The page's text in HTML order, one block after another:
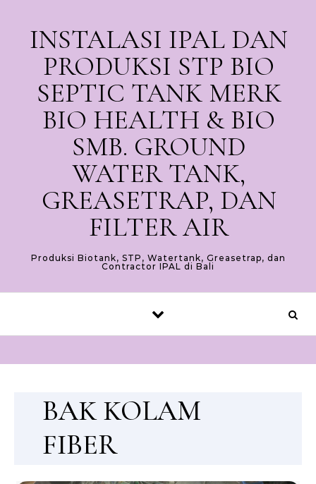
INSTALASI IPAL DAN
PRODUKSI STP BIO
SEPTIC TANK MERK
BIO HEALTH & BIO
SMB. GROUND
WATER TANK,
GREASETRAP, DAN
FILTER AIR
Produksi Biotank, STP, Watertank, Greasetrap, dan
Contractor IPAL di Bali
BAK KOLAM
FIBER